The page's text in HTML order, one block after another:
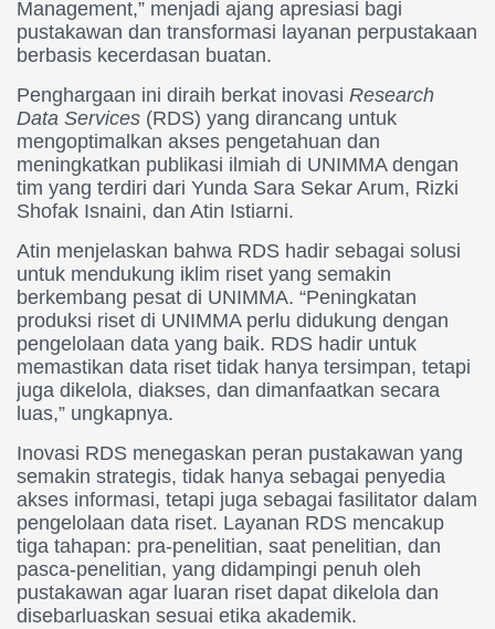
Management,” menjadi ajang apresiasi bagi
pustakawan dan transformasi layanan perpustakaan
berbasis kecerdasan buatan.
Penghargaan ini diraih berkat inovasi Research
Data Services (RDS) yang dirancang untuk
mengoptimalkan akses pengetahuan dan
meningkatkan publikasi ilmiah di UNIMMA dengan
tim yang terdiri dari Yunda Sara Sekar Arum, Rizki
Shofak Isnaini, dan Atin Istiarni.
Atin menjelaskan bahwa RDS hadir sebagai solusi
untuk mendukung iklim riset yang semakin
berkembang pesat di UNIMMA. “Peningkatan
produksi riset di UNIMMA perlu didukung dengan
pengelolaan data yang baik. RDS hadir untuk
memastikan data riset tidak hanya tersimpan, tetapi
juga dikelola, diakses, dan dimanfaatkan secara
luas,” ungkapnya.
Inovasi RDS menegaskan peran pustakawan yang
semakin strategis, tidak hanya sebagai penyedia
akses informasi, tetapi juga sebagai fasilitator dalam
pengelolaan data riset. Layanan RDS mencakup
tiga tahapan: pra-penelitian, saat penelitian, dan
pasca-penelitian, yang didampingi penuh oleh
pustakawan agar luaran riset dapat dikelola dan
disebarluaskan sesuai etika akademik.